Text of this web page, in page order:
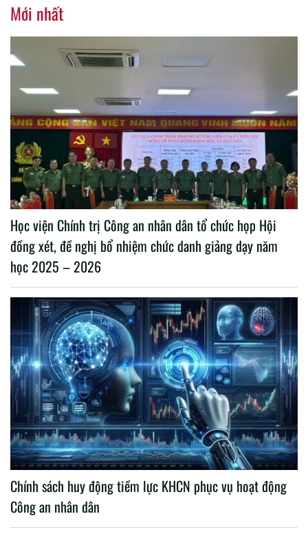
Mới nhất
Học viện Chính trị Công an nhân dân tổ chức họp Hội
đồng xét, đề nghị bổ nhiệm chức danh giảng dạy năm
học 2025 – 2026
Chính sách huy động tiềm lực KHCN phục vụ hoạt động
Công an nhân dân